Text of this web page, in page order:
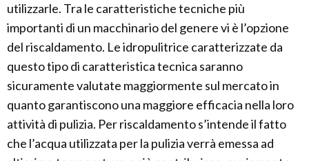
utilizzarle. Tra le caratteristiche tecniche più
importanti di un macchinario del genere vi è l’opzione
del riscaldamento. Le idropulitrice caratterizzate da
questo tipo di caratteristica tecnica saranno
sicuramente valutate maggiormente sul mercato in
quanto garantiscono una maggiore efficacia nella loro
attività di pulizia. Per riscaldamento s’intende il fatto
che l’acqua utilizzata per la pulizia verrà emessa ad